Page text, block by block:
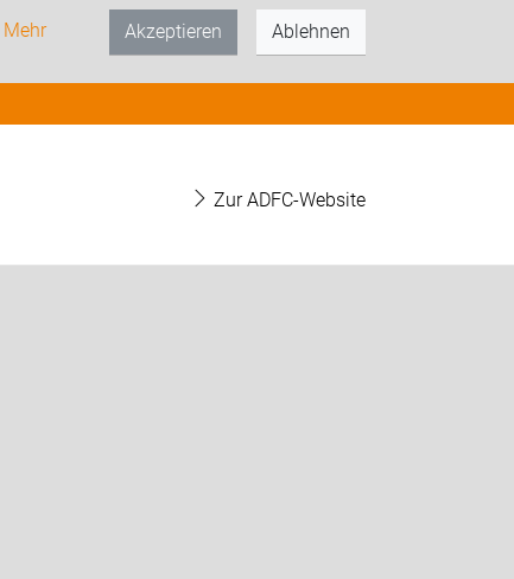
Mehr
Akzeptieren Ablehnen
Zur ADFC-Website